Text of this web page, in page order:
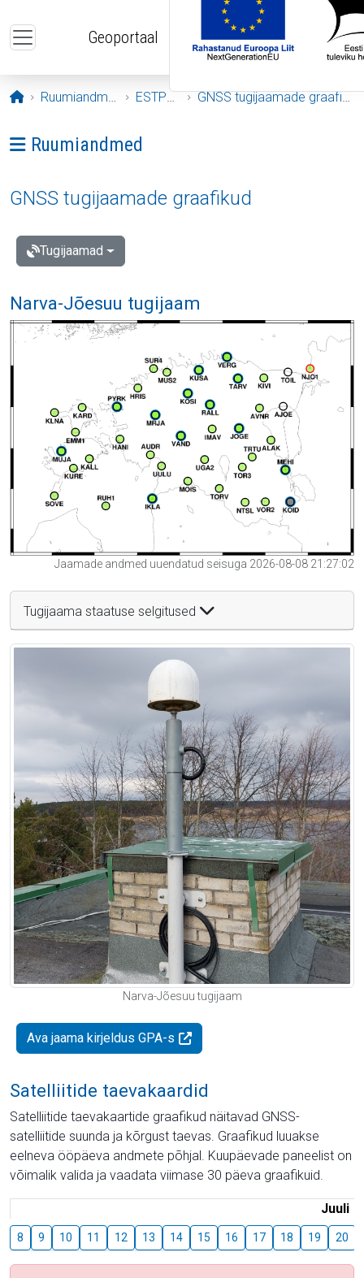
Geoportaal
Avaleht
Ruumiandmed ESTPOS GNSS tugijaamade graafikud
Ava menüü: Ruumiandmed
Ruumiandmed
GNSS tugijaamade graafikud
Tugijaamad
Narva-Jõesuu tugijaam
Jaamade andmed uuendatud seisuga 2026-08-08 21:27:02
Tugijaama staatuse selgitused
Narva-Jõesuu tugijaam
Ava jaama kirjeldus GPA-s
Satelliitide taevakaardid
Satelliitide taevakaartide graafikud näitavad GNSS-
satelliitide suunda ja kõrgust taevas. Graafikud luuakse
eelneva ööpäeva andmete põhjal. Kuupäevade paneelist on
võimalik valida ja vaadata viimase 30 päeva graafikuid.
Juuli
8 9 10 11 12 13 14 15 16 17 18 19 20